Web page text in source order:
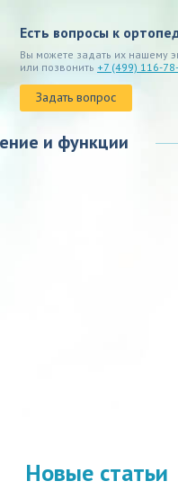
Есть вопросы к
Вы можете задать их нашему
или позвонить +7 (499) 116-
Задать вопрос
и функции
Новые статьи